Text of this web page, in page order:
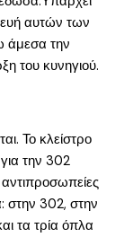
αυτών των
άμεσα την
του κυνηγιού.
Το κλείστρο
την 302
στην 302, στην
τα τρία όπλα